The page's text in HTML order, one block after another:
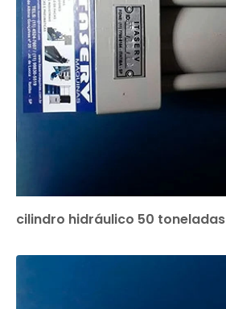
cilindro hidráulico 50 toneladas